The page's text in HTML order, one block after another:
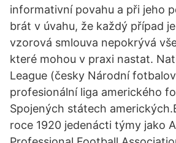
informativní povahu a při jeho
brát v úvahu, že každý případ
vzorová smlouva nepokrývá
které mohou v praxi nastat.
League (česky Národní
profesionální liga amerického
Spojených státech
roce 1920 jedenácti týmy jako